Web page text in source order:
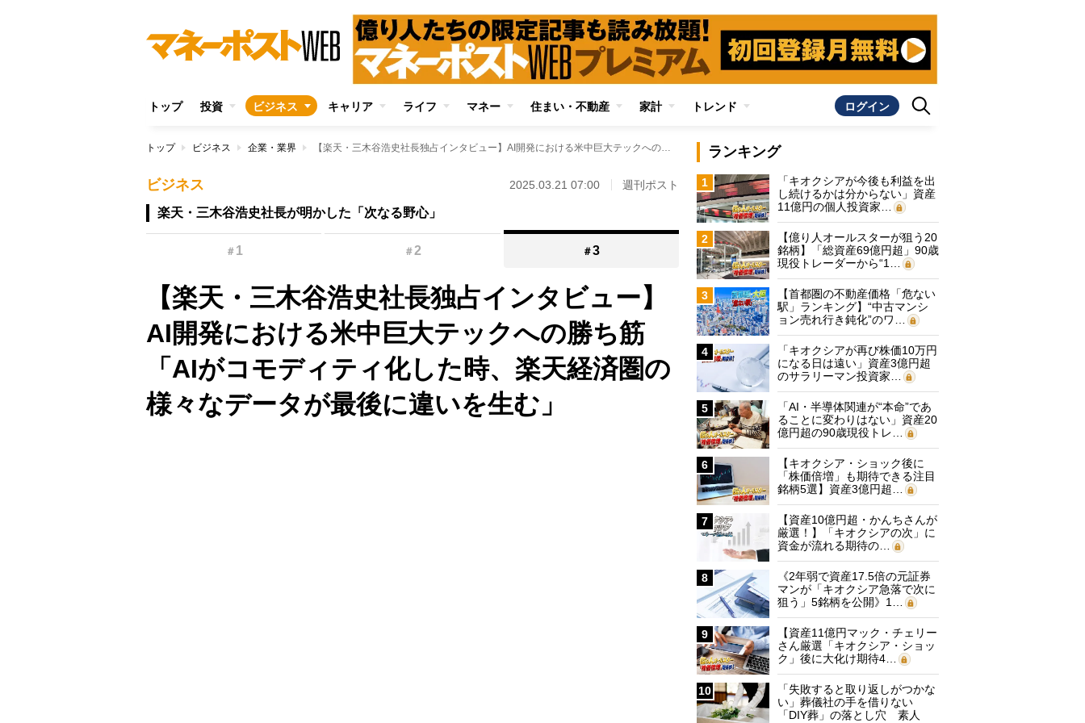
トップ 投資 ビジネス キャリア ライフ マネー 住まい・不動産 家計 トレンド ログイン
トップ ビジネス 企業・業界 【楽天・三木谷浩史社長独占インタビュー】AI開発における米中巨大テックへの勝ち筋「AIがコモディティ化した時、楽天経済圏の様々なデータが最後に違いを生む」
ビジネス 2025.03.21 07:00 週刊ポスト
楽天・三木谷浩史社長が明かした「次なる野心」
＃ 1 ＃2 ＃3
【楽天・三木谷浩史社長独占インタビュー】
AI開発における米中巨大テックへの勝ち筋
「AIがコモディティ化した時、楽天経済圏の
様々なデータが最後に違いを生む」
ランキング
1
「キオクシアが今後も利益を出
し続けるかは分からない」資産
11億円の個人投資家…
2
【億り人オールスターが狙う20
銘柄】「総資産69億円超」90歳
現役トレーダーから“1…
3
【首都圏の不動産価格「危ない
駅」ランキング】“中古マンシ
ョン売れ行き鈍化”のワ…
4
「キオクシアが再び株価10万円
になる日は遠い」資産3億円超
のサラリーマン投資家…
5
「AI・半導体関連が“本命”であ
ることに変わりはない」資産20
億円超の90歳現役トレ…
6
【キオクシア・ショック後に
「株価倍増」も期待できる注目
銘柄5選】資産3億円超…
7
【資産10億円超・かんちさんが
厳選！】「キオクシアの次」に
資金が流れる期待の…
8
《2年弱で資産17.5倍の元証券
マンが「キオクシア急落で次に
狙う」5銘柄を公開》1…
9
【資産11億円マック・チェリー
さん厳選「キオクシア・ショッ
ク」後に大化け期待4…
10
「失敗すると取り返しがつかな
い」葬儀社の手を借りない
「DIY葬」の落とし穴 素人